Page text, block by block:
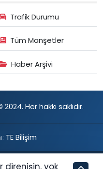
Trafik Durumu
Tüm Manşetler
Haber Arşivi
Her hakkı saklıdır.
TE Bilişim
direnişin, yok